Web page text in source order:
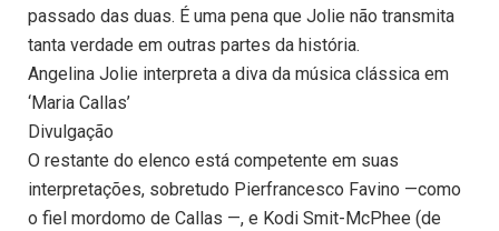
passado das duas. É uma pena que Jolie não transmita
tanta verdade em outras partes da história.
Angelina Jolie interpreta a diva da música clássica em
‘Maria Callas’
Divulgação
O restante do elenco está competente em suas
interpretações, sobretudo Pierfrancesco Favino —como
o fiel mordomo de Callas —, e Kodi Smit-McPhee (de